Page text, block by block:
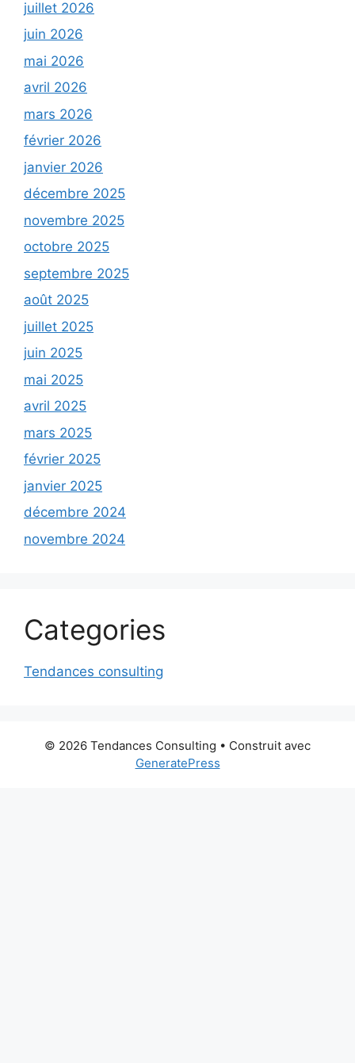
juillet 2026
juin 2026
mai 2026
avril 2026
mars 2026
février 2026
janvier 2026
décembre 2025
novembre 2025
octobre 2025
septembre 2025
août 2025
juillet 2025
juin 2025
mai 2025
avril 2025
mars 2025
février 2025
janvier 2025
décembre 2024
novembre 2024
Categories
Tendances consulting
© 2026 Tendances Consulting • Construit avec
GeneratePress